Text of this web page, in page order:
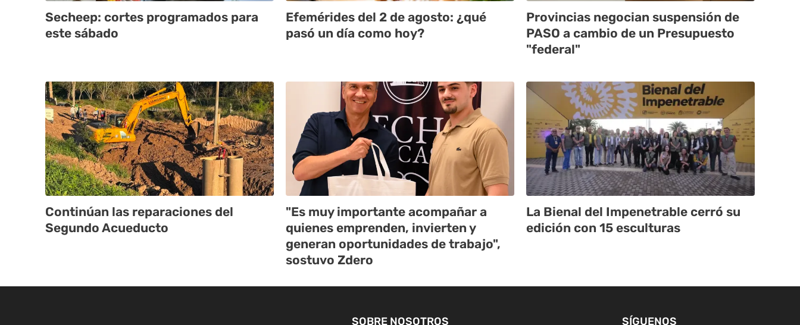
Secheep: cortes programados para
este sábado
Efemérides del 2 de agosto: ¿qué
pasó un día como hoy?
Provincias negocian suspensión de
PASO a cambio de un Presupuesto
"federal"
Continúan las reparaciones del
Segundo Acueducto
"Es muy importante acompañar a
quienes emprenden, invierten y
generan oportunidades de trabajo",
sostuvo Zdero
La Bienal del Impenetrable cerró su
edición con 15 esculturas
SOBRE NOSOTROS SÍGUENOS